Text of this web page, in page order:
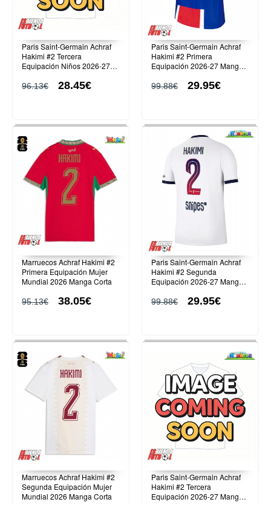
Paris Saint-Germain Achraf
Hakimi #2 Tercera
Equipación Niños 2026-27
cortos)
96.13€ 28.45€
Paris Saint-Germain Achraf
Hakimi #2 Primera
Equipación 2026-27 Manga
99.88€ 29.95€
Marruecos Achraf Hakimi #2
Primera Equipación Mujer
Mundial 2026 Manga Corta
95.13€ 38.05€
Paris Saint-Germain Achraf
Hakimi #2 Segunda
Equipación 2026-27 Manga
99.88€ 29.95€
Marruecos Achraf Hakimi #2
Segunda Equipación Mujer
Mundial 2026 Manga Corta
Paris Saint-Germain Achraf
Hakimi #2 Tercera
Equipación 2026-27 Manga